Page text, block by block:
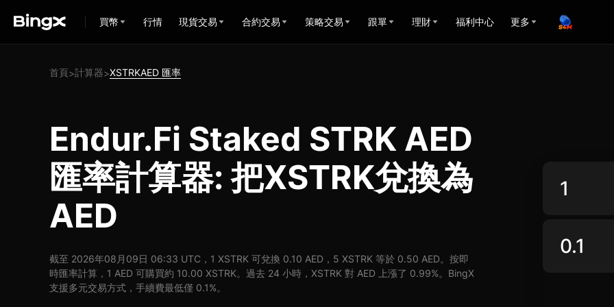
買幣 行情 現貨交易 合約交易 策略交易 跟單 理財 福利中心 更多
首頁>計算器>XSTRKAED 匯率
Endur.Fi Staked STRK AED
匯率計算器: 把XSTRK兌換為
AED
截至 2026年08月09日 06:33 UTC，1 XSTRK 可兌換 0.10 AED，5 XSTRK 等於 0.50 AED。按即
時匯率計算，1 AED 可購買約 10.00 XSTRK。過去 24 小時，XSTRK 對 AED 上漲了 0.99%。BingX
支援多元交易方式，手續費最低僅 0.1%。